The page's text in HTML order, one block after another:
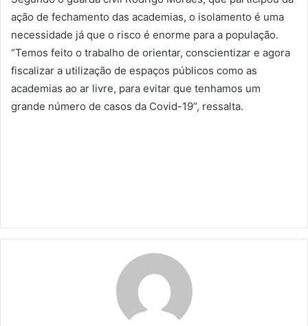
ação de fechamento das academias, o isolamento é uma
necessidade já que o risco é enorme para a população.
“Temos feito o trabalho de orientar, conscientizar e agora
fiscalizar a utilização de espaços públicos como as
academias ao ar livre, para evitar que tenhamos um
grande número de casos da Covid-19”, ressalta.